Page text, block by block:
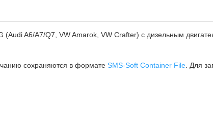
(Audi A6/A7/Q7, VW Amarok, VW Crafter) с дизельным
сохраняются в формате SMS-Soft Container File . Для